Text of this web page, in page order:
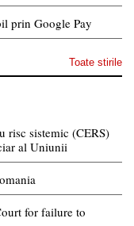
prin Google Pay
Toate stirile
risc sistemic (CERS)
al Uniunii
for failure to